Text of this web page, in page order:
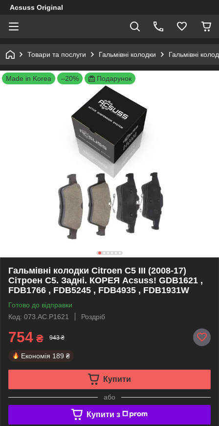
Acsuss Original
Товари та послуги Гальмівні колодки Гальмівні
Made in Korea –20% Подарунок
Гальмівні колодки Citroen С5 III (2008-17)
Сітроен С5. Задні. КОРЕЯ Acsuss! GDB1621 ,
FDB1766 , FDB5245 , FDB4935 , FDB1931W
Готово до відправки
Код: 073.AC.P1621
Роздріб
754 ₴ 943 ₴
Економія 189 ₴
Купити
або
Купити з